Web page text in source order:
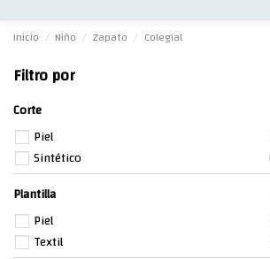
Inicio Niño Zapato Colegial
Filtro por
Corte
Piel
Sintético
Plantilla
Piel
Textil